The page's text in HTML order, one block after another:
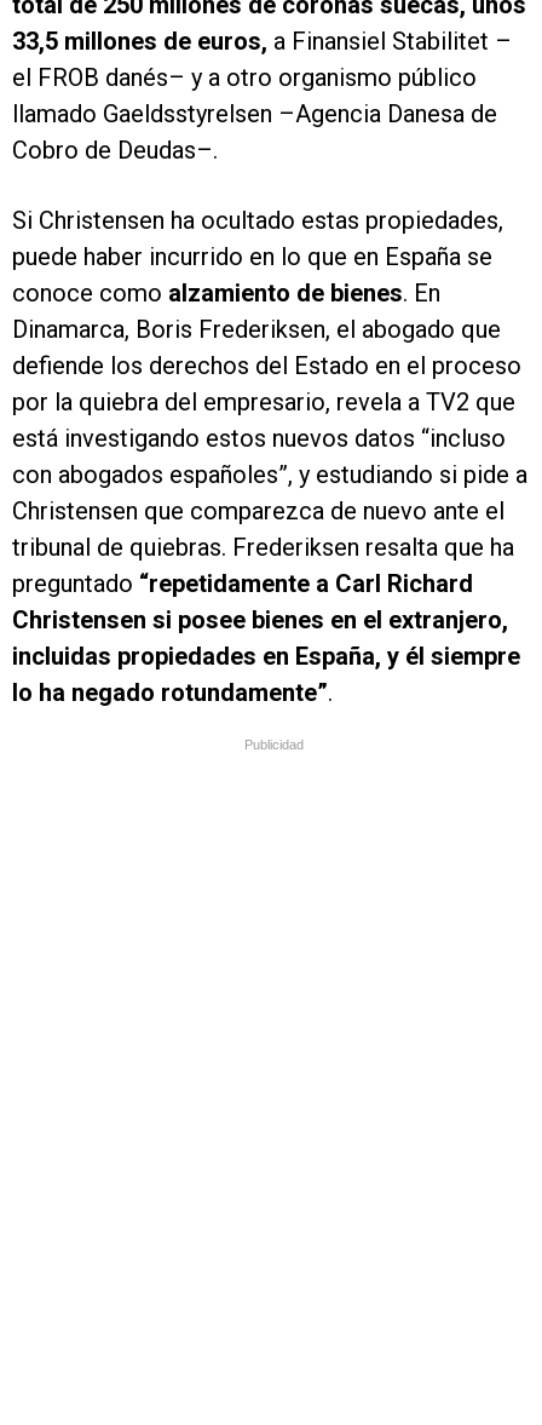
33,5 millones de euros, a Finansiel Stabilitet –
el FROB danés– y a otro organismo público
llamado Gaeldsstyrelsen –Agencia Danesa de
Cobro de Deudas–.
Si Christensen ha ocultado estas propiedades,
puede haber incurrido en lo que en España se
conoce como alzamiento de bienes. En
Dinamarca, Boris Frederiksen, el abogado que
defiende los derechos del Estado en el proceso
por la quiebra del empresario, revela a TV2 que
está investigando estos nuevos datos “incluso
con abogados españoles”, y estudiando si pide a
Christensen que comparezca de nuevo ante el
tribunal de quiebras. Frederiksen resalta que ha
preguntado “repetidamente a Carl Richard
Christensen si posee bienes en el extranjero,
incluidas propiedades en España, y él siempre
lo ha negado rotundamente”.
Publicidad